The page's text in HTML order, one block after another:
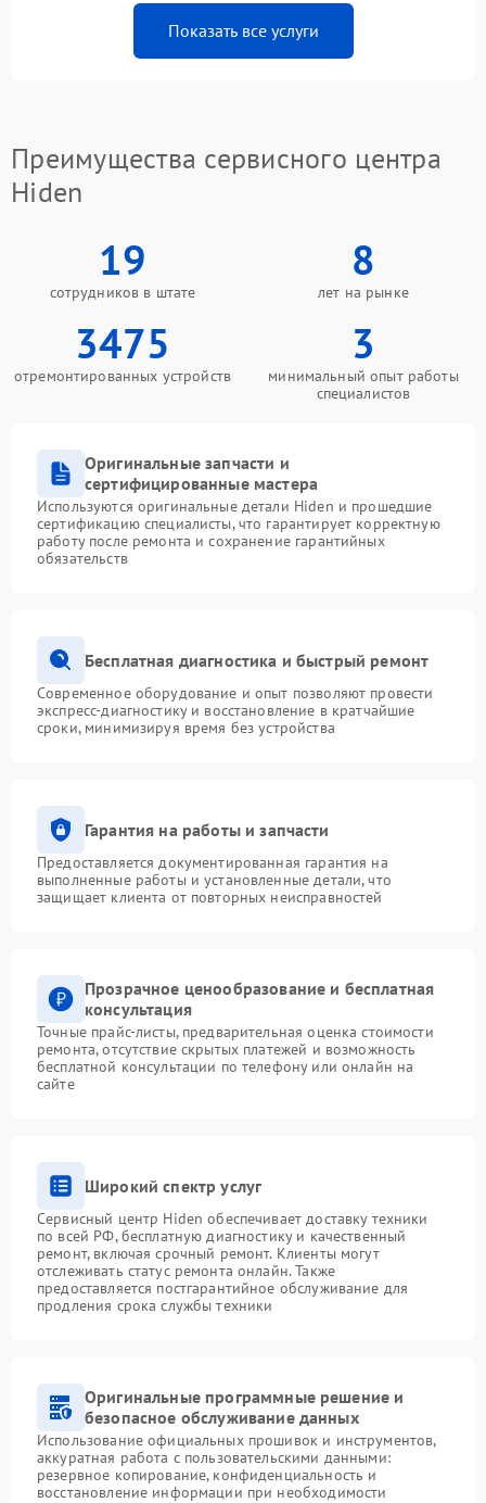
Показать все услуги
Преимущества сервисного центра
Hiden
19
сотрудников в штате
8
лет на рынке
3475
отремонтированных устройств
3
минимальный опыт работы
специалистов
Оригинальные запчасти и
сертифицированные мастера
Используются оригинальные детали Hiden и прошедшие
сертификацию специалисты, что гарантирует корректную
работу после ремонта и сохранение гарантийных
обязательств
Бесплатная диагностика и быстрый ремонт
Современное оборудование и опыт позволяют провести
экспресс-диагностику и восстановление в кратчайшие
сроки, минимизируя время без устройства
Гарантия на работы и запчасти
Предоставляется документированная гарантия на
выполненные работы и установленные детали, что
защищает клиента от повторных неисправностей
Прозрачное ценообразование и бесплатная
консультация
Точные прайс-листы, предварительная оценка стоимости
ремонта, отсутствие скрытых платежей и возможность
бесплатной консультации по телефону или онлайн на
сайте
Широкий спектр услуг
Сервисный центр Hiden обеспечивает доставку техники
по всей РФ, бесплатную диагностику и качественный
ремонт, включая срочный ремонт. Клиенты могут
отслеживать статус ремонта онлайн. Также
предоставляется постгарантийное обслуживание для
продления срока службы техники
Оригинальные программные решение и
безопасное обслуживание данных
Использование официальных прошивок и инструментов,
аккуратная работа с пользовательскими данными:
резервное копирование, конфиденциальность и
восстановление информации при необходимости